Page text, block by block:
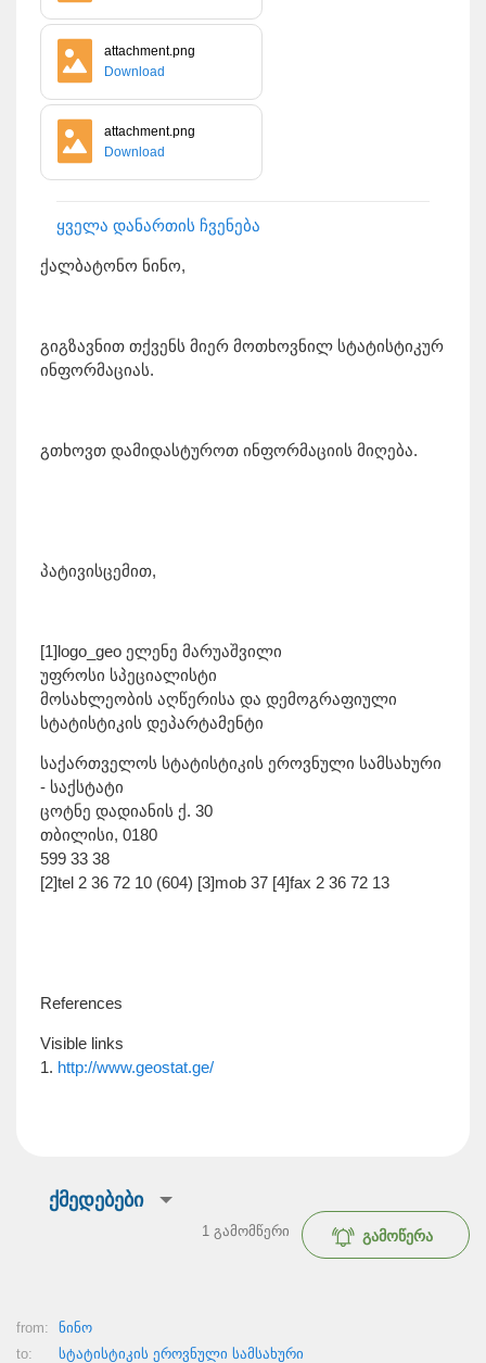
attachment.png
Download
attachment.png
Download
ყველა დანართის ჩვენება
ქალბატონო ნინო,
გიგზავნით თქვენს მიერ მოთხოვნილ სტატისტიკურ
ინფორმაციას.
გთხოვთ დამიდასტუროთ ინფორმაციის მიღება.
პატივისცემით,
[1]logo_geo ელენე მარუაშვილი
უფროსი სპეციალისტი
მოსახლეობის აღწერისა და დემოგრაფიული
სტატისტიკის დეპარტამენტი
საქართველოს სტატისტიკის ეროვნული სამსახური
- საქსტატი
ცოტნე დადიანის ქ. 30
თბილისი, 0180
599 33 38
[2]tel 2 36 72 10 (604) [3]mob 37 [4]fax 2 36 72 13
References
Visible links
1. http://www.geostat.ge/
ქმედებები
გამოწერა
1 გამომწერი
from:
ნინო
to:
სტატისტიკის ეროვნული სამსახური